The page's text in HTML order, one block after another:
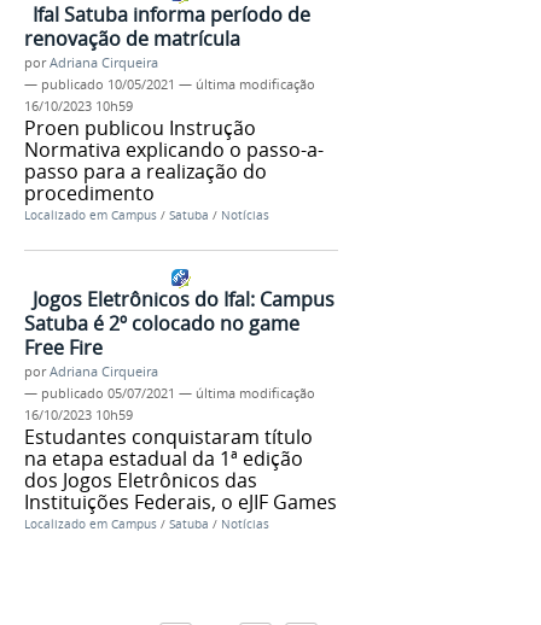
Ifal Satuba informa período de
renovação de matrícula
porAdriana Cirqueira
— publicado 10/05/2021 — última modificação
16/10/2023 10h59
Proen publicou Instrução
Normativa explicando o passo-a-
passo para a realização do
procedimento
Localizado em Campus / Satuba / Notícias
Jogos Eletrônicos do Ifal: Campus
Satuba é 2º colocado no game
Free Fire
porAdriana Cirqueira
— publicado 05/07/2021 — última modificação
16/10/2023 10h59
Estudantes conquistaram título
na etapa estadual da 1ª edição
dos Jogos Eletrônicos das
Instituições Federais, o eJIF Games
Localizado em Campus / Satuba / Notícias